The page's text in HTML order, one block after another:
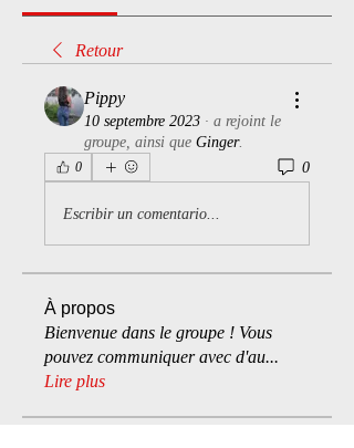
Retour
Pippy
10 septembre 2023 · a rejoint le
groupe, ainsi que Ginger.
0 0
Escribir un comentario...
À propos
Bienvenue dans le groupe ! Vous
pouvez communiquer avec d'au...
Lire plus